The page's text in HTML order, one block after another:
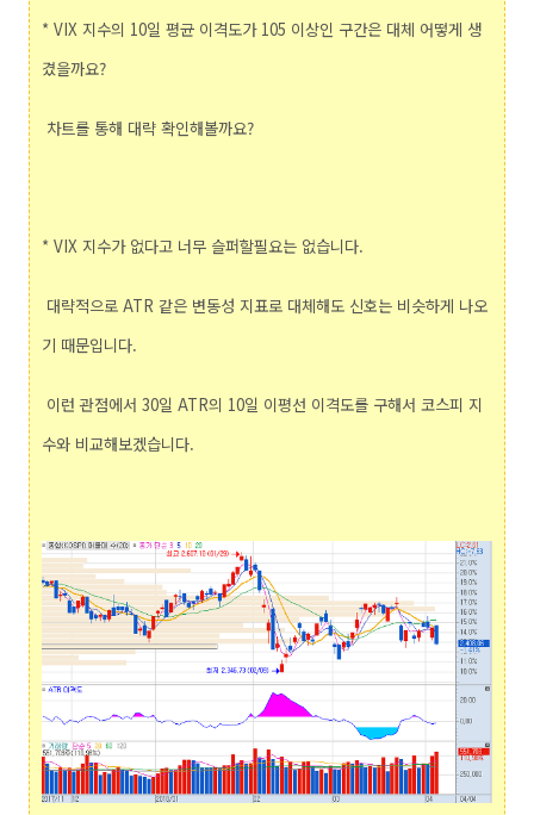
* VIX 지수의 10일 평균 이격도가 105 이상인 구간은 대체 어떻게 생
겼을까요?
차트를 통해 대략 확인해볼까요?
* VIX 지수가 없다고 너무 슬퍼할필요는 없습니다.
대략적으로 ATR 같은 변동성 지표로 대체해도 신호는 비슷하게 나오
기 때문입니다.
이런 관점에서 30일 ATR의 10일 이평선 이격도를 구해서 코스피 지
수와 비교해보겠습니다.